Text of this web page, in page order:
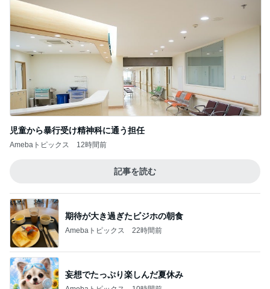
児童から暴行受け精神科に通う担任
Amebaトピックス 12時間前
記事を読む
期待が大き過ぎたビジホの朝食
Amebaトピックス 22時間前
妄想でたっぷり楽しんだ夏休み